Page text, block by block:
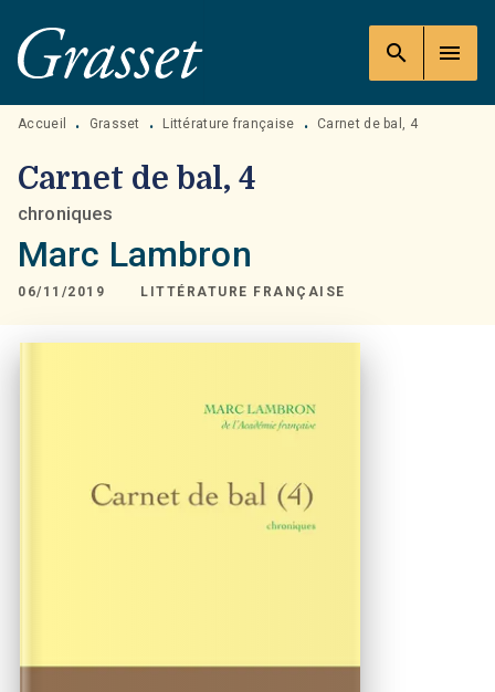
MENU RECHERCHE
PIED DE PAGE
search menu
Accueil • Grasset • Littérature française • Carnet de bal, 4
Carnet de bal, 4
chroniques
Marc Lambron
06/11/2019 LITTÉRATURE FRANÇAISE